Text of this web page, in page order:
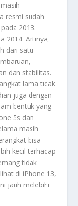
resmi sudah
2013.
2014. Artinya,
dari satu
dan stabilitas.
lama tidak
juga dengan
bentuk yang
5s dan
masih
bisa
kecil terhadap
tidak
di iPhone 13,
jauh melebihi